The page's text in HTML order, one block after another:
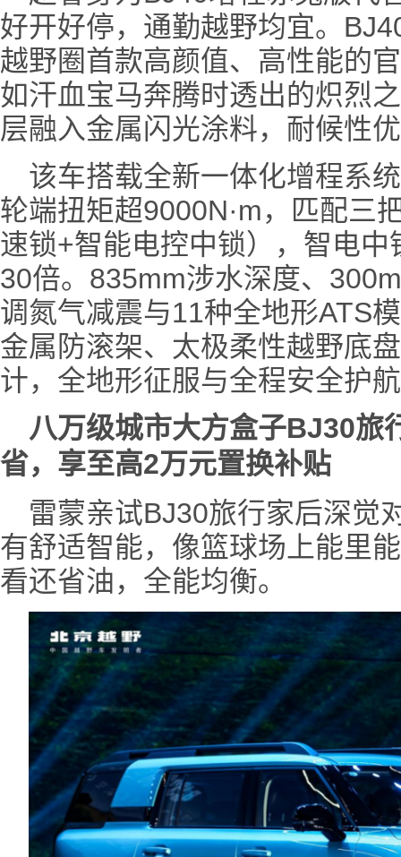
好开好停，通勤越野均宜。
越野圈首款高颜值、高性能的
如汗血宝马奔腾时透出的炽烈
层融入金属闪光涂料，耐候性
该车搭载全新一体化增程系
轮端扭矩超9000N·m，匹配三
速锁+智能电控中锁），智电
30倍。835mm涉水深度、
调氮气减震与11种全地形ATS
金属防滚架、太极柔性越野底
计，全地形征服与全程安全护
八万级城市大方盒子BJ30旅
省， 享至高2万元置换补贴
雷蒙亲试BJ30旅行家后深觉
有舒适智能，像篮球场上能里
看还省油，全能均衡。